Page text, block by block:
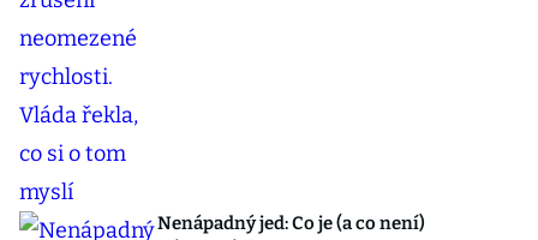
Nenápadný jed: Co je (a co není)